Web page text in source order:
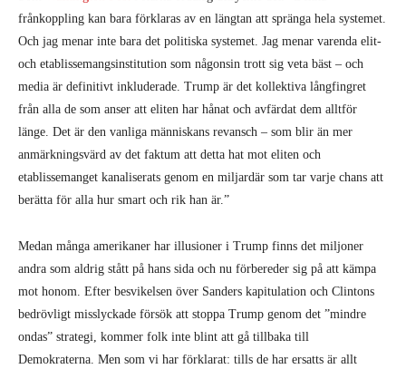
berätta för alla hur smart och rik han är.”
Medan många amerikaner har illusioner i Trump finns det miljoner
andra som aldrig stått på hans sida och nu förbereder sig på att kämpa
mot honom. Efter besvikelsen över Sanders kapitulation och Clintons
bedrövligt misslyckade försök att stoppa Trump genom det ”mindre
ondas” strategi, kommer folk inte blint att gå tillbaka till
Demokraterna. Men som vi har förklarat: tills de har ersatts är allt
möjligt.
Efter decennier av förräderi har den vita arbetarklassen till sist övergett
det Demokratiska partiet. Men dessa arbetares flirtande med
Republikanerna kommer att bli kortlivat eftersom det partiet inte heller
har något att erbjuda dem. De som istället hade illusioner i
Demokraterna kommer att bli djupt skakade av detta resultat och
kommer att leta efter alternativ.